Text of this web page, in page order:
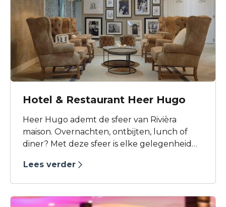
Hotel & Restaurant Heer Hugo
Heer Hugo ademt de sfeer van Rivièra
maison. Overnachten, ontbijten, lunch of
diner? Met deze sfeer is elke gelegenheid
natuurlijk het allerbelangrijkst is! Kom jij een
Lees verder